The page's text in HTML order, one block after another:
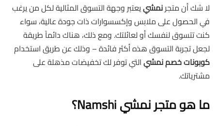
لا شك أن متجرنمشييعتبر وجهة التسوق المثالية لكل من يرغب
في الحصول على ملابس وإكسسوارات ذات جودة عالية، سواء
كنت تتسوق لنفسك أو لعائلتك. ومع ذلك، هناك دائماً طريقة
لجعل تجربة التسوق هذه أكثر فائدة – وذلك عن طريق استخدام
كوبونات خصم نمشيالتي توفر لك تخفيضات مذهلة على
مشترياتك.
ما هو متجر نمشي Namshi؟